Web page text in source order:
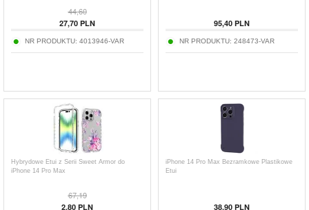
44,60
27,70 PLN
NR PRODUKTU: 4013946-VAR
95,40 PLN
NR PRODUKTU: 248473-VAR
Hybrydowe Etui z Serii Sweet Armor do
iPhone 14 Pro Max
67,19
2,80 PLN
iPhone 14 Pro Max Bezramkowe Plastikowe
Etui
38,90 PLN